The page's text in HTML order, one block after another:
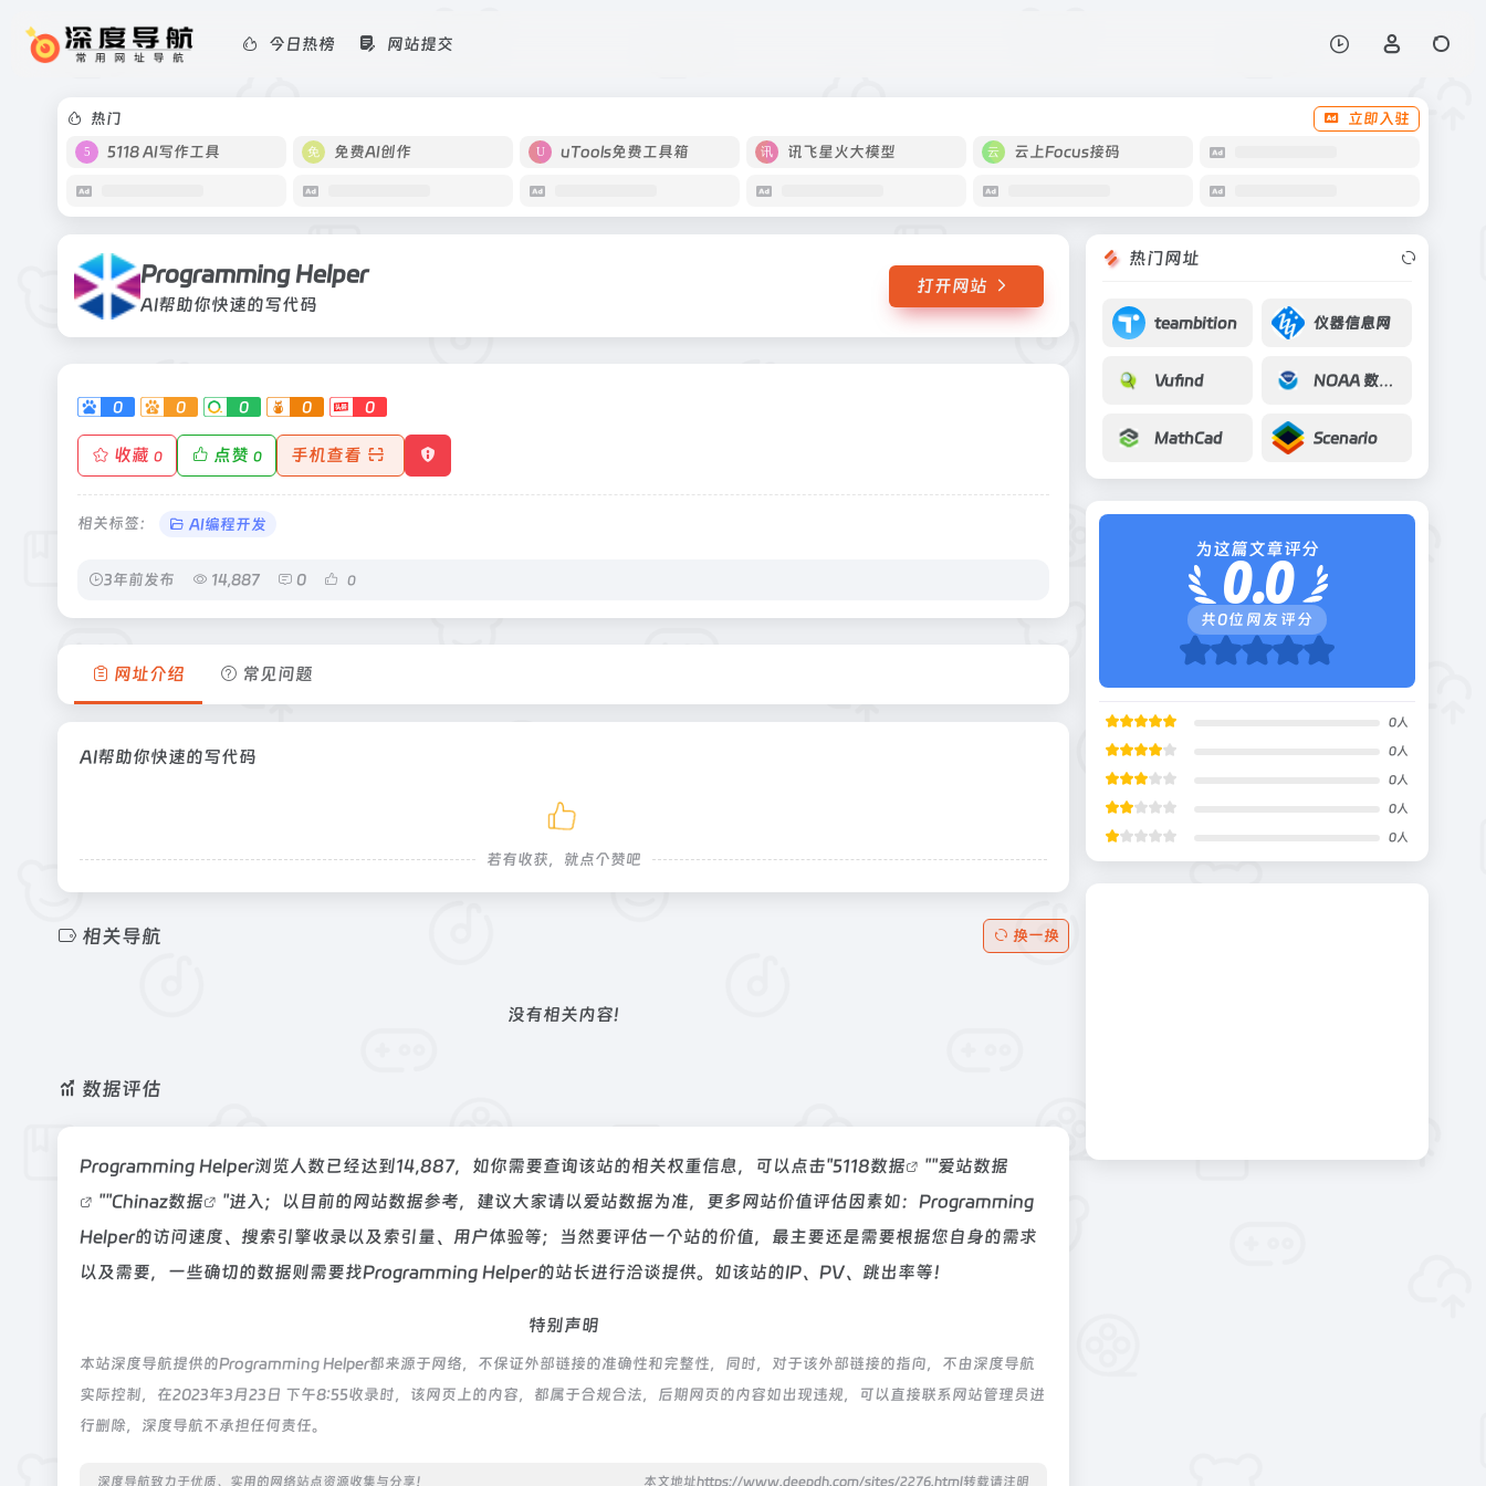
今日热榜 网站提交
热门
立即入驻
5118 AI写作工具
免费AI创作 uTools免费工具箱 讯飞星火大模型 云上Focus接码
Programming Helper
AI帮助你快速的写代码
打开网站
0 0 0 0 0
收藏 0 点赞 0 手机查看
相关标签： AI编程开发
3年前发布 14,887 0 0
网址介绍 常见问题
AI帮助你快速的写代码
若有收获，就点个赞吧
相关导航 换一换
没有相关内容!
数据评估
Programming Helper浏览人数已经达到14,887，如你需要查询该站的相关权重信息，可以点击"5118数据 ""爱站数据
""Chinaz数据
"进入；以目前的网站数据参考，建议大家请以爱站数据为准，更多网站价值评估因素如：Programming
Helper的访问速度、搜索引擎收录以及索引量、用户体验等；当然要评估一个站的价值，最主要还是需要根据您自身的需求
以及需要，一些确切的数据则需要找Programming Helper的站长进行洽谈提供。如该站的IP、PV、跳出率等！
特别声明
本站深度导航提供的Programming Helper都来源于网络，不保证外部链接的准确性和完整性，同时，对于该外部链接的指向，不由深度导航
实际控制，在2023年3月23日 下午8:55收录时，该网页上的内容，都属于合规合法，后期网页的内容如出现违规，可以直接联系网站管理员进
行删除，深度导航不承担任何责任。
深度导航致力于优质、实用的网络站点资源收集与分享！ 本文地址https://www.deepdh.com/sites/2276.html转载请注明
热门网址
teambition 仪器信息网
Vufind NOAA 数字海岸线
MathCad Scenario
为这篇文章评分
0.0
共0位网友评分
0人
0人
0人
0人
0人